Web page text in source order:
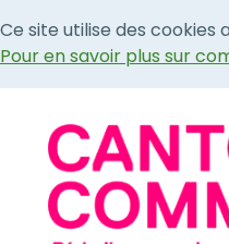
Ce site utilise des
Pour en savoir plus sur